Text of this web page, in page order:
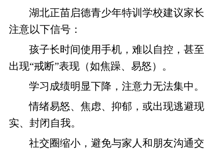
湖北正苗启德青少年特训学校建议家长
注意以下信号：
孩子长时间使用手机，难以自控，甚至
出现“戒断”表现（如焦躁、易怒）。
学习成绩明显下降，注意力无法集中。
情绪易怒、焦虑、抑郁，或出现逃避现
实、封闭自我。
社交圈缩小，避免与家人和朋友沟通交